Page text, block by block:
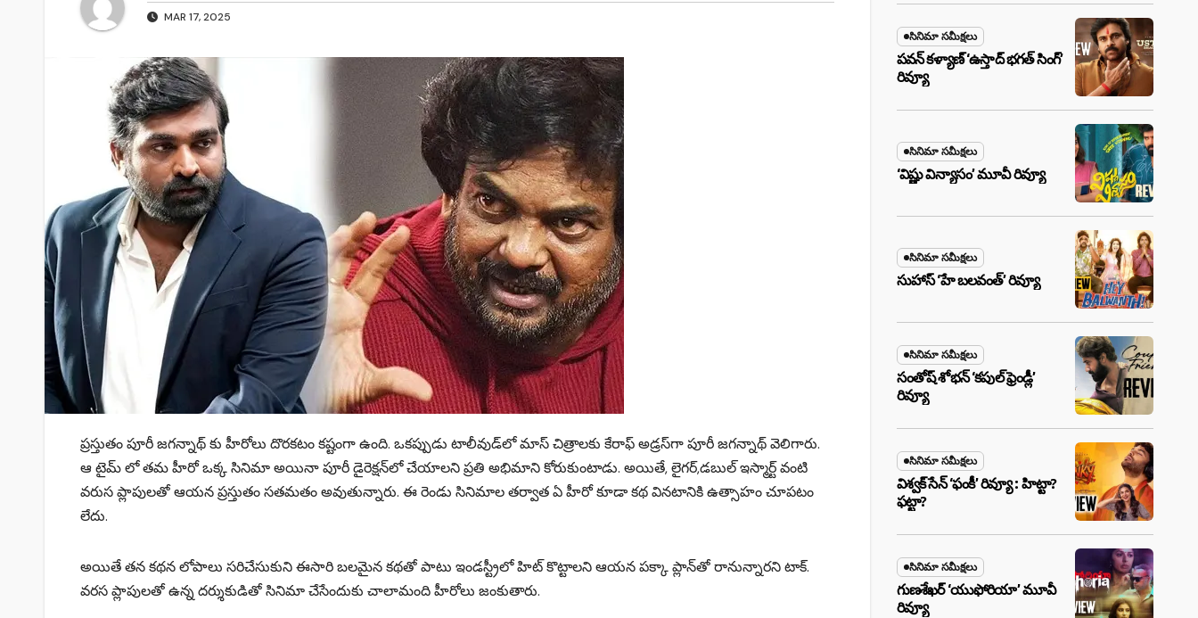
MAR 17, 2025
ప్రస్తుతం పూరీ జగన్నాథ్ కు హీరోలు దొరకటం కష్టంగా ఉంది. ఒకప్పుడు టాలీవుడ్‌లో మాస్​ చిత్రాలకు కేరాఫ్​ అడ్రస్‌గా పూరీ జగన్నాథ్‌ వెలిగారు.
ఆ టైమ్ లో తమ హీరో ఒక్క సినిమా అయినా పూరీ డైరెక్షన్‌లో చేయాలని ‍ప్రతి అభిమాని కోరుకుంటాడు. అయితే, లైగర్‌,డబుల్ ఇస్మార్ట్ వంటి
వరుస ప్లాపులతో ఆయన ప్రస్తుతం సతమతం అవుతున్నారు. ఈ రెండు సినిమాల తర్వాత ఏ హీరో కూడా కథ వినటానికి ఉత్సాహం చూపటం
లేదు.
అయితే తన కథన లోపాలు సరిచేసుకుని ఈసారి బలమైన కథతో పాటు ఇండస్ట్రీలో హిట్‌ కొట్టాలని ఆయన పక్కా ప్లాన్‌తో రానున్నారని టాక్‌.
వరస ప్లాపులతో ఉన్న దర్శుకుడితో సినిమా చేసేందుకు చాలామంది హీరోలు జంకుతారు.
సినిమా సమీక్షలు
పవన్ కళ్యాణ్ ‘ఉస్తాద్ భ‌గ‌త్ సింగ్’
రివ్యూ
సినిమా సమీక్షలు
‘విష్ణు విన్యాసం’ మూవీ రివ్యూ
సినిమా సమీక్షలు
సుహాస్ ‘హే బలవంత్’ రివ్యూ
సినిమా సమీక్షలు
సంతోష్ శోభన్ ‘కపుల్ ఫ్రెండ్లీ’
రివ్యూ
సినిమా సమీక్షలు
విశ్వక్ సేన్ ‘ఫంకీ’ రివ్యూ : హిట్టా?
ఫట్టా?
సినిమా సమీక్షలు
గుణశేఖర్ ‘యుఫోరియా’ మూవీ
రివ్యూ